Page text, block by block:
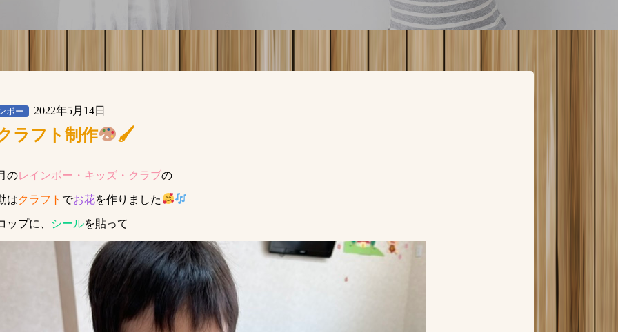
ボー 2022年5月14日
ラフト制作 🖌
のレインボー・キッズ・クラブの
はクラフト でお花を作りました
ップに、 シールを貼って